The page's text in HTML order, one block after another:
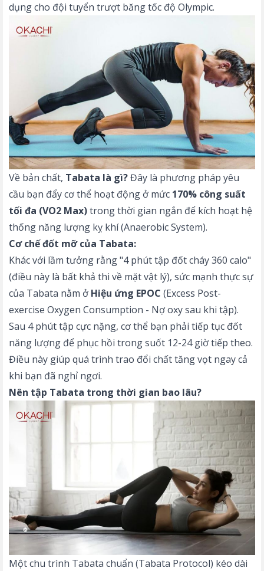
dụng cho đội tuyển trượt băng tốc độ Olympic.
Về bản chất, Tabata là gì?Đây là phương pháp yêu
cầu bạn đẩy cơ thể hoạt động ở mức 170% công suất
tối đa (VO2 Max)trong thời gian ngắn để kích hoạt hệ
thống năng lượng kỵ khí (Anaerobic System).
Cơ chế đốt mỡ của Tabata:
Khác với lầm tưởng rằng "4 phút tập đốt cháy 360 calo"
(điều này là bất khả thi về mặt vật lý), sức mạnh thực sự
của Tabata nằm ở Hiệu ứng EPOC (Excess Post-
exercise Oxygen Consumption - Nợ oxy sau khi tập).
Sau 4 phút tập cực nặng, cơ thể bạn phải tiếp tục đốt
năng lượng để phục hồi trong suốt 12-24 giờ tiếp theo.
Điều này giúp quá trình trao đổi chất tăng vọt ngay cả
khi bạn đã nghỉ ngơi.
Nên tập Tabata trong thời gian bao lâu?
Một chu trình Tabata chuẩn (Tabata Protocol) kéo dài